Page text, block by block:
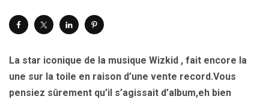
La star iconique de la musique Wizkid , fait encore la
une sur la toile en raison d’une vente record.Vous
pensiez sûrement qu’il s’agissait d’album,eh bien